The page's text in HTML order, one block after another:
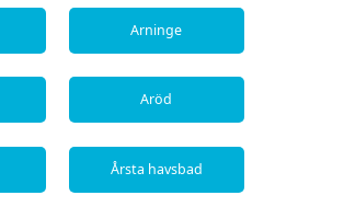
Arninge
Aröd
Årsta havsbad